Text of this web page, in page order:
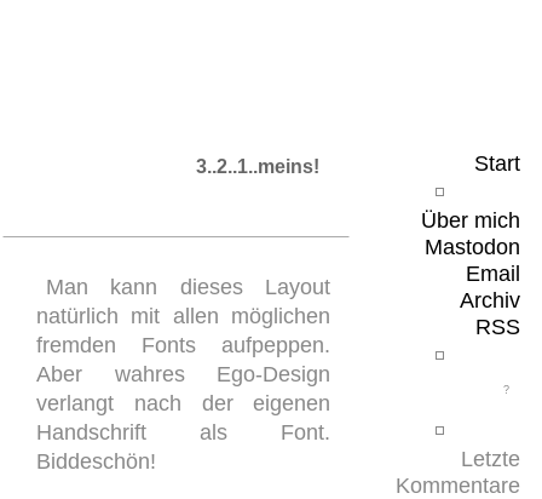
Start
Über mich
Mastodon
Email
Archiv
RSS
Letzte
Kommentare
3..2..1..meins!
Man kann dieses Layout
natürlich mit allen möglichen
fremden Fonts aufpeppen.
Aber wahres Ego-Design
verlangt nach der eigenen
Handschrift als Font.
Biddeschön!